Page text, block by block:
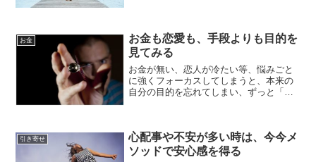
がらゲームをしていたので...
お金
お金も恋愛も、手段よりも目的を
見てみる
お金が無い、恋人が冷たい等、悩みごと
に強くフォーカスしてしまうと、本来の
自分の目的を忘れてしまい、ずっと「お
実、今大切なことを見ること...
引き寄せ
心配事や不安が多い時は、今今メ
ソッドで安心感を得る